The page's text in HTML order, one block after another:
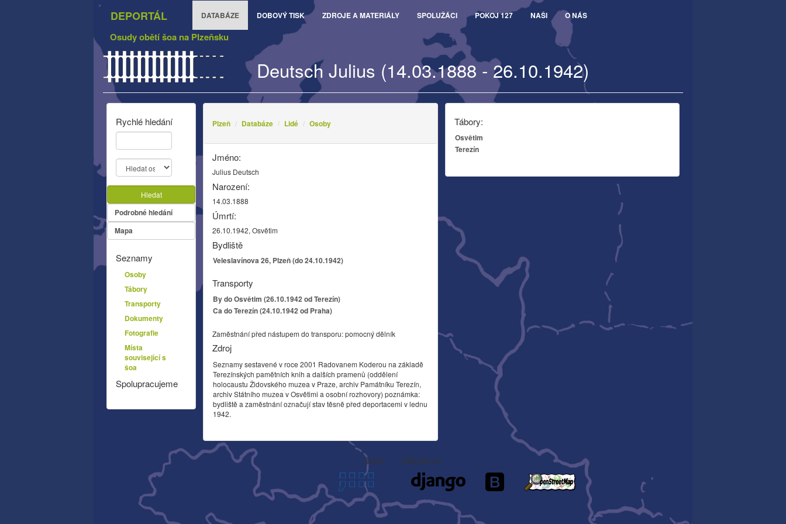
DEPORTÁL DATABÁZE DOBOVÝ TISK ZDROJE A MATERIÁLY SPOLUŽÁCI POKOJ 127 NAŠI O NÁS
Osudy obětí šoa na Plzeňsku
Deutsch Julius (14.03.1888 - 26.10.1942)
Tábory:
Osvětim
Terezín
Plzeň Databáze Lidé Osoby
Jméno:
Julius Deutsch
Narození:
14.03.1888
Úmrtí:
26.10.1942, Osvětim
Bydliště
Veleslavínova 26, Plzeň (do 24.10.1942)
Transporty
By do Osvětim (26.10.1942 od Terezín)
Ca do Terezín (24.10.1942 od Praha)
Zaměstnání před nástupem do transporu: pomocný dělník
Zdroj
Seznamy sestavené v roce 2001 Radovanem Koderou na základě
Terezínských pamětních knih a dalších pramenů (oddělení
holocaustu Židovského muzea v Praze, archiv Památníku Terezín,
archiv Státního muzea v Osvětimi a osobní rozhovory) poznámka:
bydliště a zaměstnání označují stav těsně před deportacemi v lednu
1942.
Rychlé hledání
Hledat
Podrobné hledání
Mapa
Seznamy
Osoby
Tábory
Transporty
Dokumenty
Fotografie
Místa
související s
šoa
Spolupracujeme
Autor Děkujeme